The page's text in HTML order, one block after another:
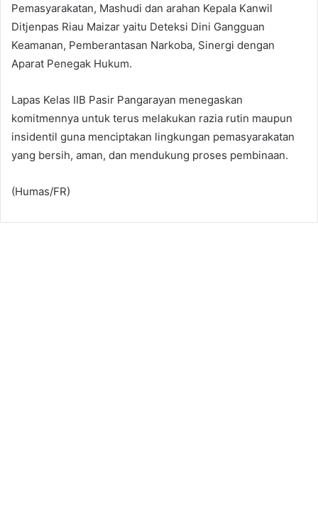
Pemasyarakatan, Mashudi dan arahan Kepala Kanwil
Ditjenpas Riau Maizar yaitu Deteksi Dini Gangguan
Keamanan, Pemberantasan Narkoba, Sinergi dengan
Aparat Penegak Hukum.
Lapas Kelas IIB Pasir Pangarayan menegaskan
komitmennya untuk terus melakukan razia rutin maupun
insidentil guna menciptakan lingkungan pemasyarakatan
yang bersih, aman, dan mendukung proses pembinaan.
(Humas/FR)